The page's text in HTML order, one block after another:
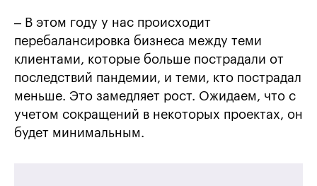
– В этом году у нас происходит
перебалансировка бизнеса между теми
клиентами, которые больше пострадали от
последствий пандемии, и теми, кто пострадал
меньше. Это замедляет рост. Ожидаем, что с
учетом сокращений в некоторых проектах, он
будет минимальным.